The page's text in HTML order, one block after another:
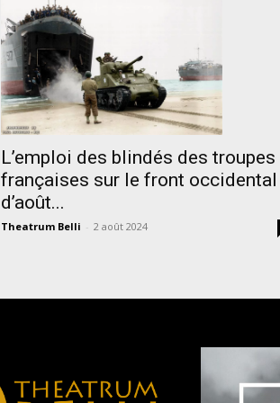
L’emploi des blindés des troupes
françaises sur le front occidental
d’août...
Theatrum Belli - 2 août 2024